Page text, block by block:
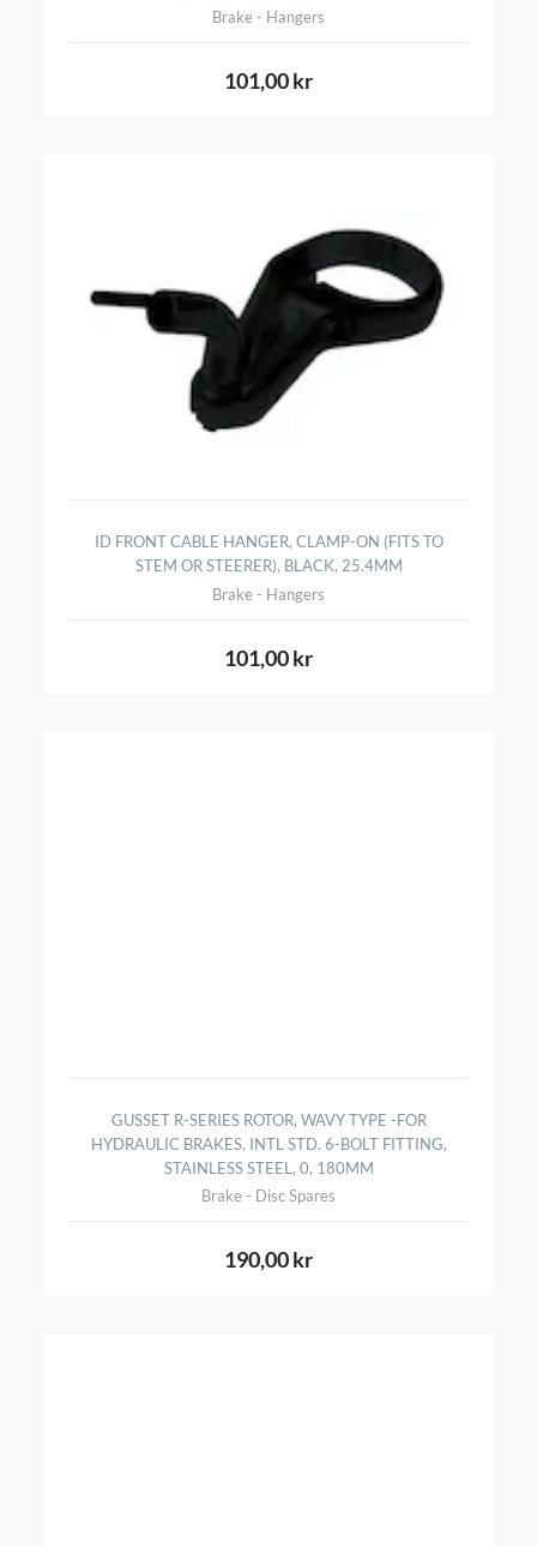
Brake - Hangers
101,00 kr
ID FRONT CABLE HANGER, CLAMP-ON (FITS TO
STEM OR STEERER), BLACK, 25.4MM
Brake - Hangers
101,00 kr
GUSSET R-SERIES ROTOR, WAVY TYPE -FOR
HYDRAULIC BRAKES, INTL STD. 6-BOLT FITTING,
STAINLESS STEEL, 0, 180MM
Brake - Disc Spares
190,00 kr